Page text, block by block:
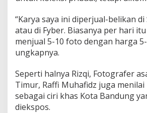
“Karya saya ini diperjual-belikan
atau di Fyber. Biasanya per hari
menjual 5-10 foto dengan harga
ungkapnya.
Seperti halnya Rizqi, Fotografer
Timur, Raffi Muhafidz juga menilai
sebagai ciri khas Kota Bandung
diekspos.